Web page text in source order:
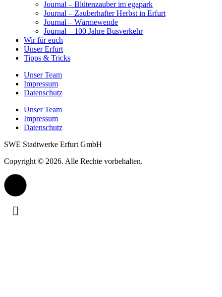
Journal – Blütenzauber im egapark
Journal – Zauberhafter Herbst in Erfurt
Journal – Wärmewende
Journal – 100 Jahre Busverkehr
Wir für euch
Unser Erfurt
Tipps & Tricks
Unser Team
Impressum
Datenschutz
Unser Team
Impressum
Datenschutz
SWE Stadtwerke Erfurt GmbH
Copyright © 2026. Alle Rechte vorbehalten.